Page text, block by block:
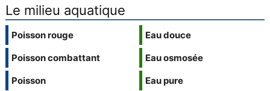
Le milieu aquatique
Poisson rouge
Poisson combattant
Poisson
Eau douce
Eau osmosée
Eau pure